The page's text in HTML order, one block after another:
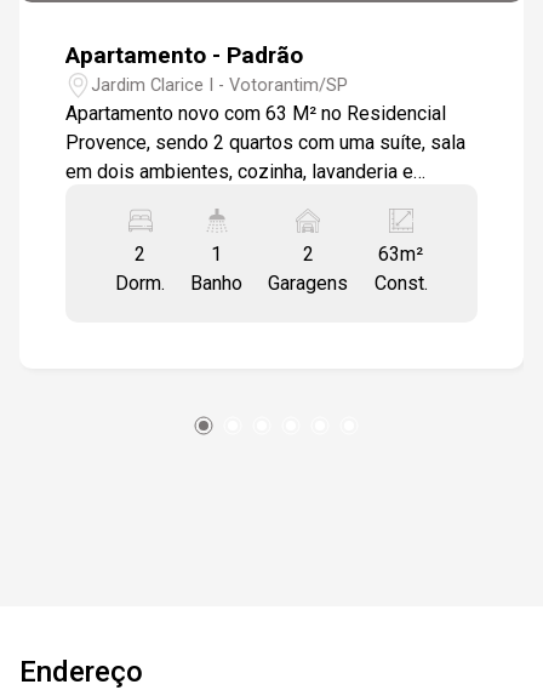
Apartamento - Padrão
Jardim Clarice I - Votorantim/SP
Apartamento novo com 63 M² no Residencial
Provence, sendo 2 quartos com uma suíte, sala
em dois ambientes, cozinha, lavanderia e
estacionamento para visitantes, inclusive com
vagas para cadeirantes e idosos. Piscina, salão
de jogos e de festas, quadra poliesportiva e
2
Dorm.
1
Banho
2
Garagens
63m²
Const.
Endereço